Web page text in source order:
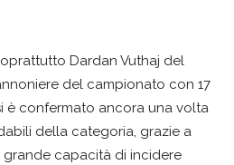
Dardan Vuthaj del
del campionato con 17
è confermato ancora una volta
della categoria, grazie a
grande capacità di incidere